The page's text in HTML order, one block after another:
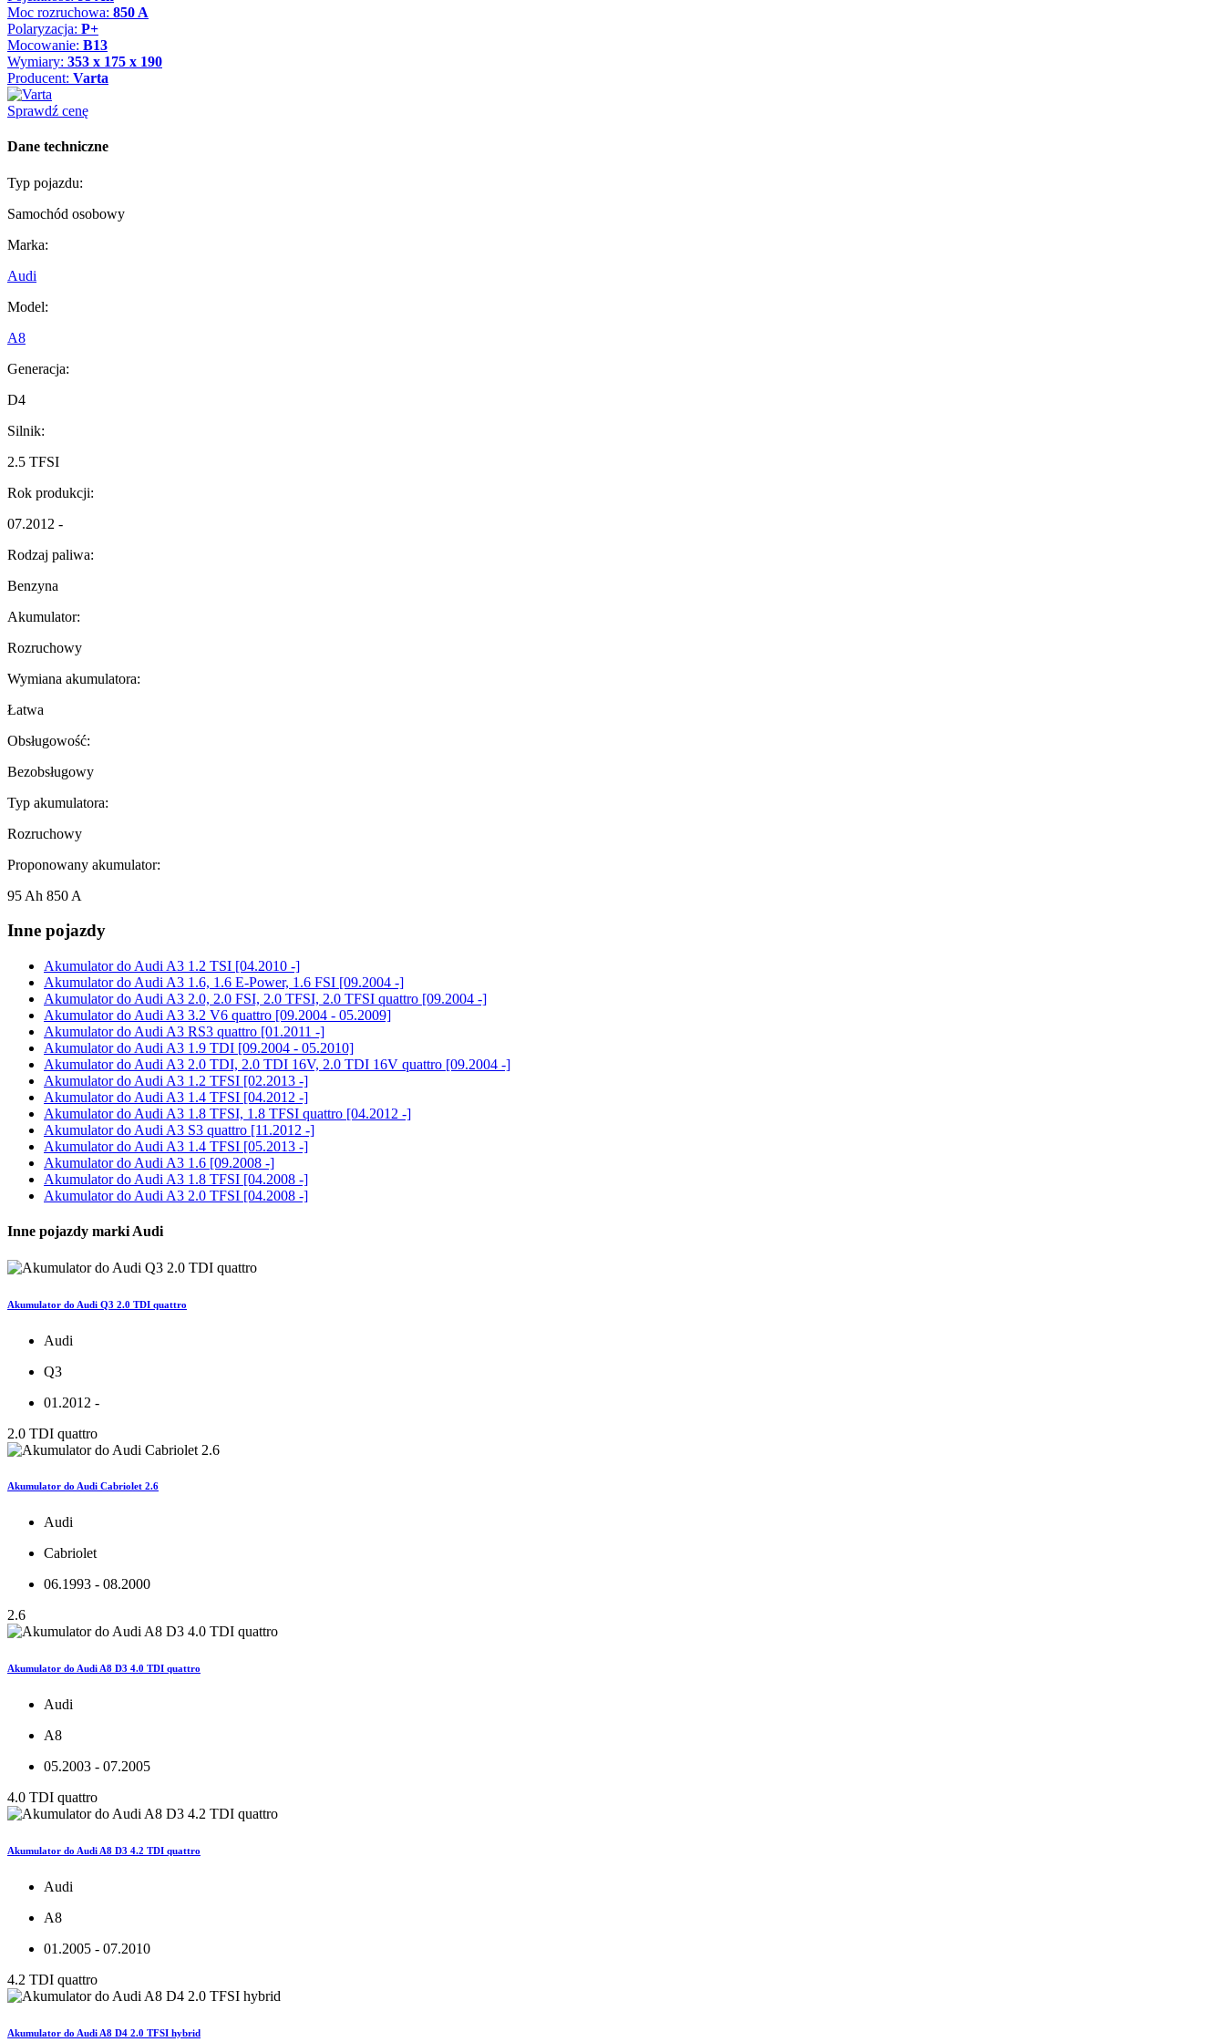
Moc rozruchowa: 850 A
Polaryzacja: P+
Mocowanie: B13
Wymiary: 353 x 175 x 190
Producent: Varta
Sprawdź cenę
Dane techniczne
Typ pojazdu:
Samochód osobowy
Marka:
Audi
Model:
A8
Generacja:
D4
Silnik:
2.5 TFSI
Rok produkcji:
07.2012 -
Rodzaj paliwa:
Benzyna
Akumulator:
Rozruchowy
Wymiana akumulatora:
Łatwa
Obsługowość:
Bezobsługowy
Typ akumulatora:
Rozruchowy
Proponowany akumulator:
95 Ah 850 A
Inne pojazdy
Akumulator do Audi A3 1.2 TSI [04.2010 -]
Akumulator do Audi A3 1.6, 1.6 E-Power, 1.6 FSI [09.2004 -]
Akumulator do Audi A3 2.0, 2.0 FSI, 2.0 TFSI, 2.0 TFSI quattro [09.2004 -]
Akumulator do Audi A3 3.2 V6 quattro [09.2004 - 05.2009]
Akumulator do Audi A3 RS3 quattro [01.2011 -]
Akumulator do Audi A3 1.9 TDI [09.2004 - 05.2010]
Akumulator do Audi A3 2.0 TDI, 2.0 TDI 16V, 2.0 TDI 16V quattro [09.2004 -]
Akumulator do Audi A3 1.2 TFSI [02.2013 -]
Akumulator do Audi A3 1.4 TFSI [04.2012 -]
Akumulator do Audi A3 1.8 TFSI, 1.8 TFSI quattro [04.2012 -]
Akumulator do Audi A3 S3 quattro [11.2012 -]
Akumulator do Audi A3 1.4 TFSI [05.2013 -]
Akumulator do Audi A3 1.6 [09.2008 -]
Akumulator do Audi A3 1.8 TFSI [04.2008 -]
Akumulator do Audi A3 2.0 TFSI [04.2008 -]
Inne pojazdy marki Audi
Akumulator do Audi Q3 2.0 TDI quattro
Audi
Q3
01.2012 -
2.0 TDI quattro
Akumulator do Audi Cabriolet 2.6
Audi
Cabriolet
06.1993 - 08.2000
2.6
Akumulator do Audi A8 D3 4.0 TDI quattro
Audi
A8
05.2003 - 07.2005
4.0 TDI quattro
Akumulator do Audi A8 D3 4.2 TDI quattro
Audi
A8
01.2005 - 07.2010
4.2 TDI quattro
Akumulator do Audi A8 D4 2.0 TFSI hybrid